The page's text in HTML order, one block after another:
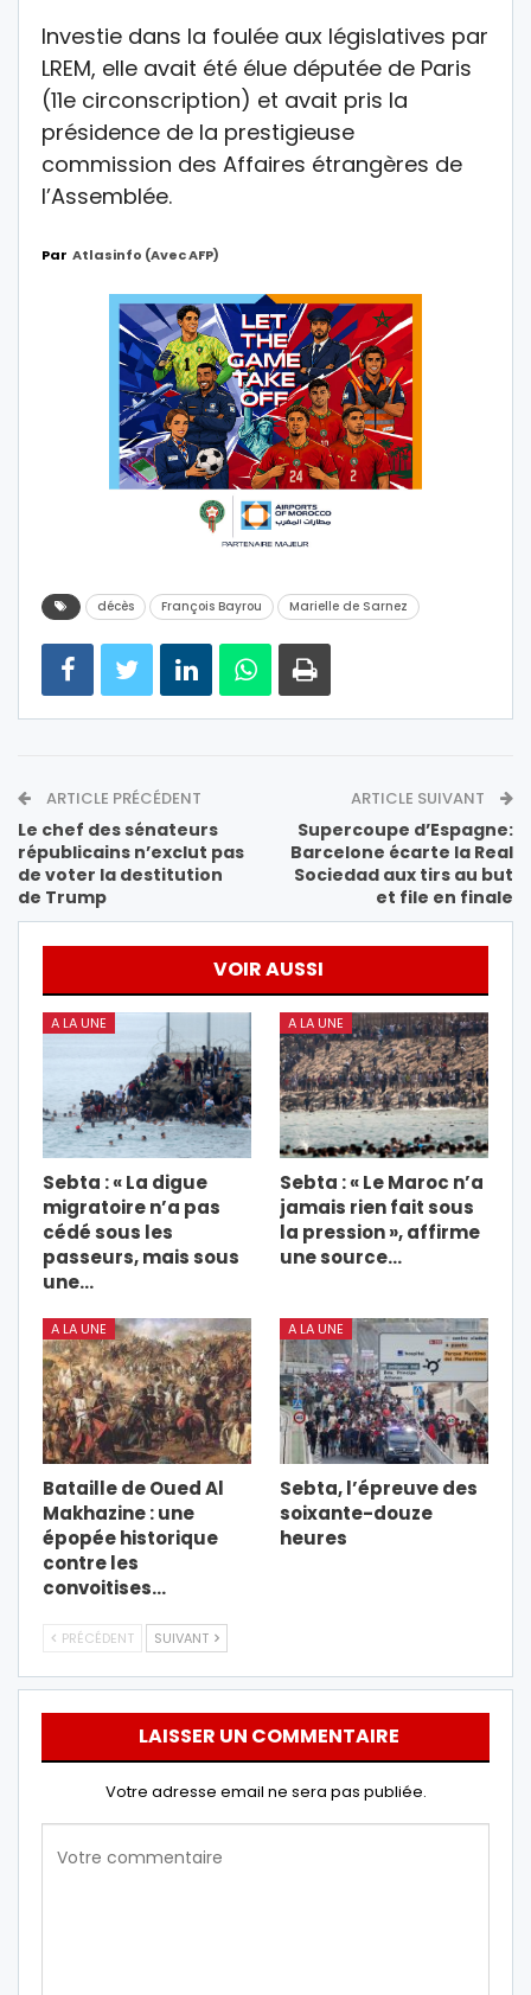
Investie dans la foulée aux législatives par
LREM, elle avait été élue députée de Paris
(11e circonscription) et avait pris la
présidence de la prestigieuse
commission des Affaires étrangères de
l’Assemblée.
Par Atlasinfo (avec AFP)
décès François Bayrou Marielle de Sarnez
ARTICLE PRÉCÉDENT
Le chef des sénateurs
républicains n’exclut pas
de voter la destitution
de Trump
ARTICLE SUIVANT
Supercoupe d’Espagne:
Barcelone écarte la Real
Sociedad aux tirs au but
et file en finale
VOIR AUSSI
A LA UNE
Sebta : « La digue
migratoire n’a pas
cédé sous les
passeurs, mais sous
une…
A LA UNE
Sebta : « Le Maroc n’a
jamais rien fait sous
la pression », affirme
une source…
A LA UNE
Bataille de Oued Al
Makhazine : une
épopée historique
contre les
convoitises…
A LA UNE
Sebta, l’épreuve des
soixante-douze
heures
PRÉCÉDENT SUIVANT
LAISSER UN COMMENTAIRE
Votre adresse email ne sera pas publiée.